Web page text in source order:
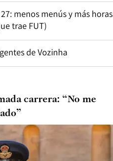
menos menús y más horas
trae FUT)
de Vozinha
carrera: “No me